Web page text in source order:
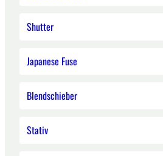
Shutter
Japanese Fuse
Blendschieber
Stativ